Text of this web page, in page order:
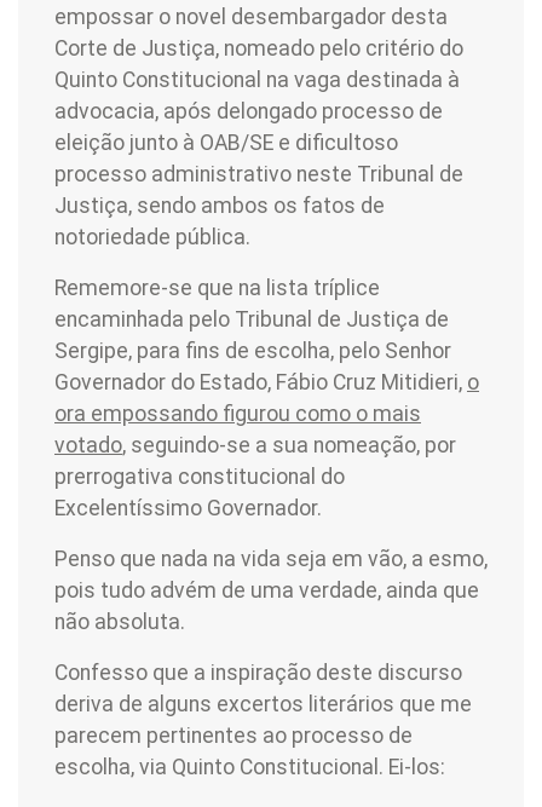
empossar o novel desembargador desta
Corte de Justiça, nomeado pelo critério do
Quinto Constitucional na vaga destinada à
advocacia, após delongado processo de
eleição junto à OAB/SE e dificultoso
processo administrativo neste Tribunal de
Justiça, sendo ambos os fatos de
notoriedade pública.
Rememore-se que na lista tríplice
encaminhada pelo Tribunal de Justiça de
Sergipe, para fins de escolha, pelo Senhor
Governador do Estado, Fábio Cruz Mitidieri, o
ora empossando figurou como o mais
votado, seguindo-se a sua nomeação, por
prerrogativa constitucional do
Excelentíssimo Governador.
Penso que nada na vida seja em vão, a esmo,
pois tudo advém de uma verdade, ainda que
não absoluta.
Confesso que a inspiração deste discurso
deriva de alguns excertos literários que me
parecem pertinentes ao processo de
escolha, via Quinto Constitucional. Ei-los: